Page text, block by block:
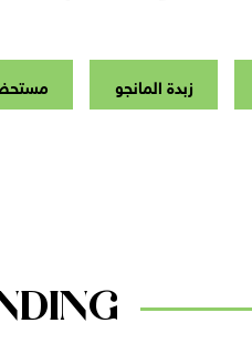
زبدة المانجو